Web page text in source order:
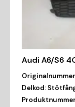
Audi A6/S6
Delkod: